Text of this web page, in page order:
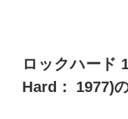
ロックハード
Hard： 1977)